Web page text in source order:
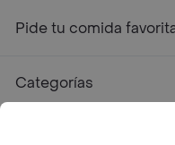
Pide tu comida
Categorías